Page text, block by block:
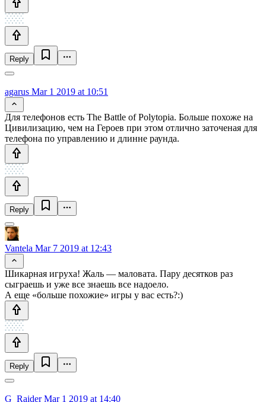
Reply
agarus Mar 1 2019 at 10:51
Для телефонов есть The Battle of Polytopia. Больше похоже на
Цивилизацию, чем на Героев при этом отлично заточеная для
телефона по управлению и длинне раунда.
Reply
Vantela Mar 7 2019 at 12:43
Шикарная игруха! Жаль — маловата. Пару десятков раз
сыграешь и уже все знаешь все надоело.
А еще «больше похожие» игры у вас есть?:)
Reply
G_RaiderMar 1 2019 at 14:40